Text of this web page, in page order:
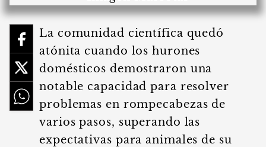
La comunidad científica quedó
atónita cuando los hurones
domésticos demostraron una
notable capacidad para resolver
problemas en rompecabezas de
varios pasos, superando las
expectativas para animales de su